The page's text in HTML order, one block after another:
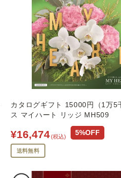
カタログギフト 15000円（1万5
ス マイハート リッジ MH509
¥16,474(税込) 5%OFF
送料無料